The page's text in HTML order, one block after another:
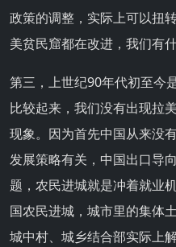
政策的调整，实际上可以扭
美贫民窟都在改进，我们有
第三，上世纪90年代初至今
比较起来，我们没有出现拉
现象。因为首先中国从来没
发展策略有关，中国出口导
题，农民进城就是冲着就业
国农民进城，城市里的集体
城中村、城乡结合部实际上